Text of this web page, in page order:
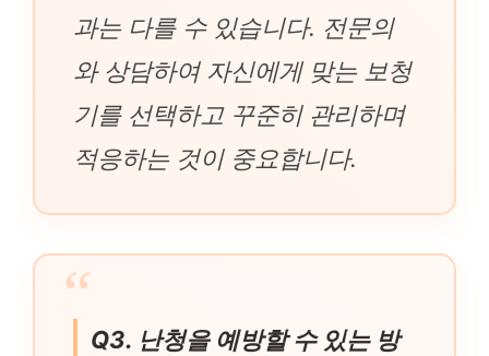
과는 다를 수 있습니다. 전문의
와 상담하여 자신에게 맞는 보청
기를 선택하고 꾸준히 관리하며
적응하는 것이 중요합니다.
Q3. 난청을 예방할 수 있는 방